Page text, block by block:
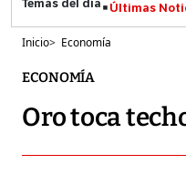
Últimas
Inicio> Economía
ECONOMÍA
Oro toca